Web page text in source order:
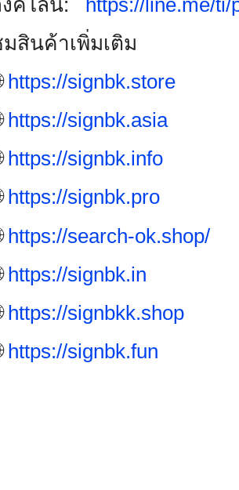
สินค้าเพิ่มเติม
https://signbk.store
https://signbk.asia
https://signbk.info
https://signbk.pro
https://search-ok.shop/
https://signbk.in
https://signbkk.shop
https://signbk.fun